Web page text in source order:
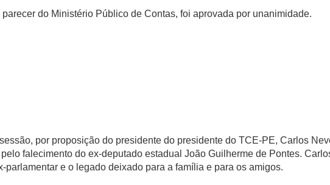
do Ministério Público de Contas, foi aprovada por unanimidade.
por proposição do presidente do presidente do TCE-PE, Carlos
falecimento do ex-deputado estadual João Guilherme de Pontes.
parlamentar e o legado deixado para a família e para os amigos.